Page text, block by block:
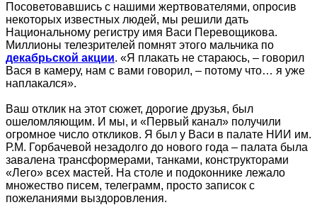
Посоветовавшись с нашими жертвователями, опросив
некоторых известных людей, мы решили дать
Национальному регистру имя Васи Перевощикова.
Миллионы телезрителей помнят этого мальчика по
декабрьской акции. «Я плакать не стараюсь, – говорил
Вася в камеру, нам с вами говорил, – потому что… я уже
наплакался».
Ваш отклик на этот сюжет, дорогие друзья, был
ошеломляющим. И мы, и «Первый канал» получили
огромное число откликов. Я был у Васи в палате НИИ им.
Р.М. Горбачевой незадолго до нового года – палата была
завалена трансформерами, танками, конструкторами
«Лего» всех мастей. На столе и подоконнике лежало
множество писем, телеграмм, просто записок с
пожеланиями выздоровления.